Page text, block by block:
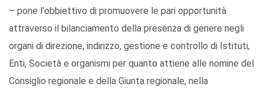
– pone l'obbiettivo di promuovere le pari opportunità
attraverso il bilanciamento della presenza di genere negli
organi di direzione, indirizzo, gestione e controllo di Istituti,
Enti, Società e organismi per quanto attiene alle nomine del
Consiglio regionale e della Giunta regionale, nella